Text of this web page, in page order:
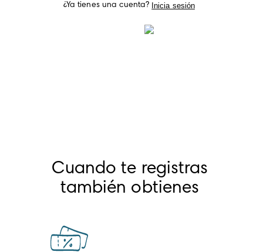
¿Ya tienes una cuenta? Inicia sesión
Cuando te registras
también obtienes